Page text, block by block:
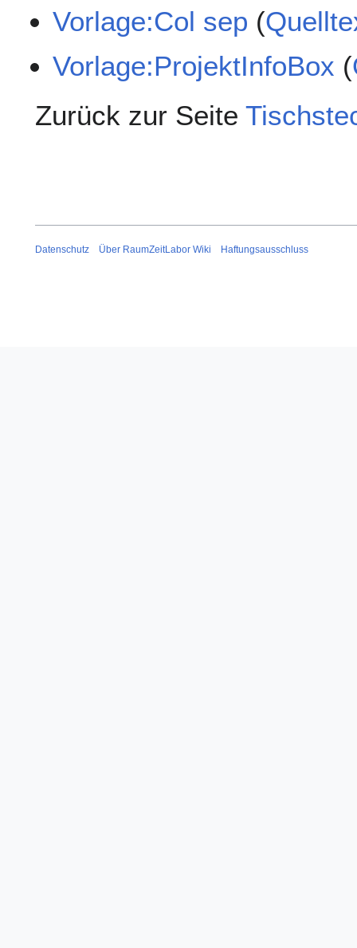
Vorlage:Col sep (
Vorlage:ProjektInfoBox (
Zurück zur Seite
Datenschutz Über RaumZeitLabor Wiki Haftungsausschluss